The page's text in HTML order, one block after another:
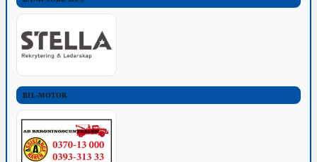
BIL-MOTOR